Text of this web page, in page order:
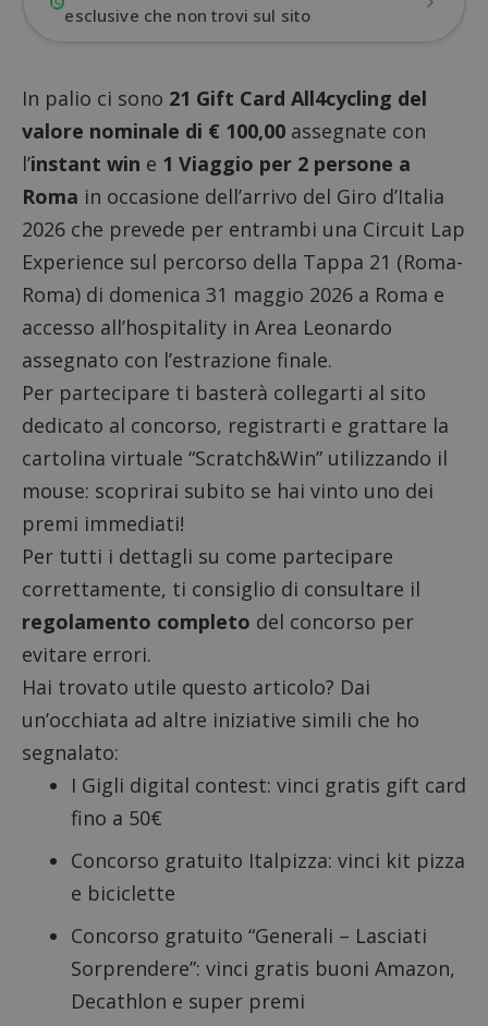
esclusive che non trovi sul sito
In palio ci sono 21 Gift Card All4cycling del
valore nominale di € 100,00 assegnate con
l’instant win e 1 Viaggio per 2 persone a
Roma in occasione dell’arrivo del Giro d’Italia
2026 che prevede per entrambi una Circuit Lap
Experience sul percorso della Tappa 21 (Roma-
Roma) di domenica 31 maggio 2026 a Roma e
accesso all’hospitality in Area Leonardo
assegnato con l’estrazione finale.
Per partecipare ti basterà collegarti al sito
dedicato al concorso, registrarti e grattare la
cartolina virtuale “Scratch&Win” utilizzando il
mouse: scoprirai subito se hai vinto uno dei
premi immediati!
Per tutti i dettagli su come partecipare
correttamente, ti consiglio di consultare il
regolamento completo del concorso per
evitare errori.
Hai trovato utile questo articolo? Dai
un’occhiata ad altre iniziative simili che ho
segnalato:
I Gigli digital contest: vinci gratis gift card
fino a 50€
Concorso gratuito Italpizza: vinci kit pizza
e biciclette
Concorso gratuito “Generali – Lasciati
Sorprendere”: vinci gratis buoni Amazon,
Decathlon e super premi